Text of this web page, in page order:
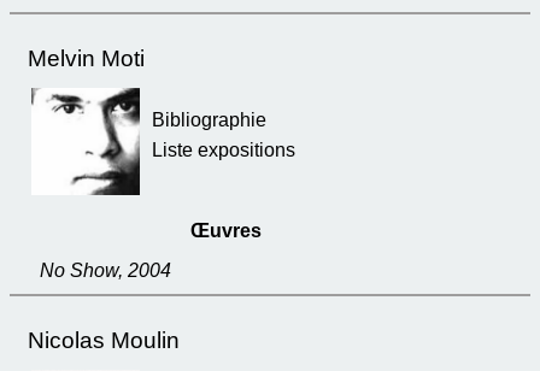
Melvin Moti
Bibliographie
Liste expositions
Œuvres
No Show, 2004
Nicolas Moulin